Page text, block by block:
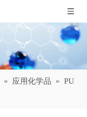
» 应用化学品 » PU